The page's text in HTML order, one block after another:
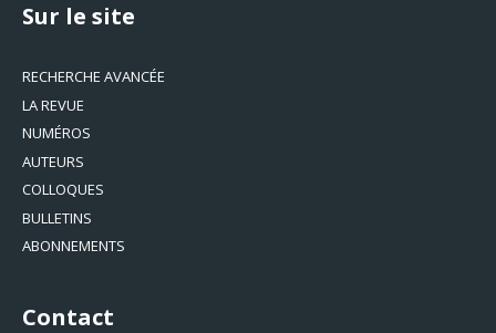
Sur le site
RECHERCHE AVANCÉE
LA REVUE
NUMÉROS
AUTEURS
COLLOQUES
BULLETINS
ABONNEMENTS
Contact